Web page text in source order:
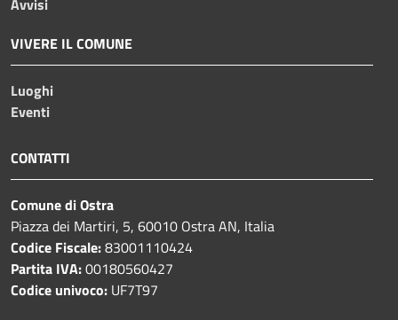
VIVERE IL COMUNE
Luoghi
Eventi
CONTATTI
Comune di Ostra
Piazza dei Martiri, 5, 60010 Ostra AN, Italia
Codice Fiscale:83001110424
Partita IVA:00180560427
Codice univoco: UF7T97